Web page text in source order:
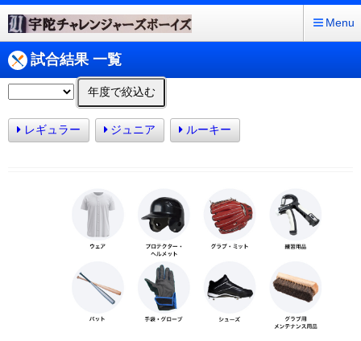
Menu
試合結果 一覧
年度で絞込む
レギュラー ジュニア ルーキー